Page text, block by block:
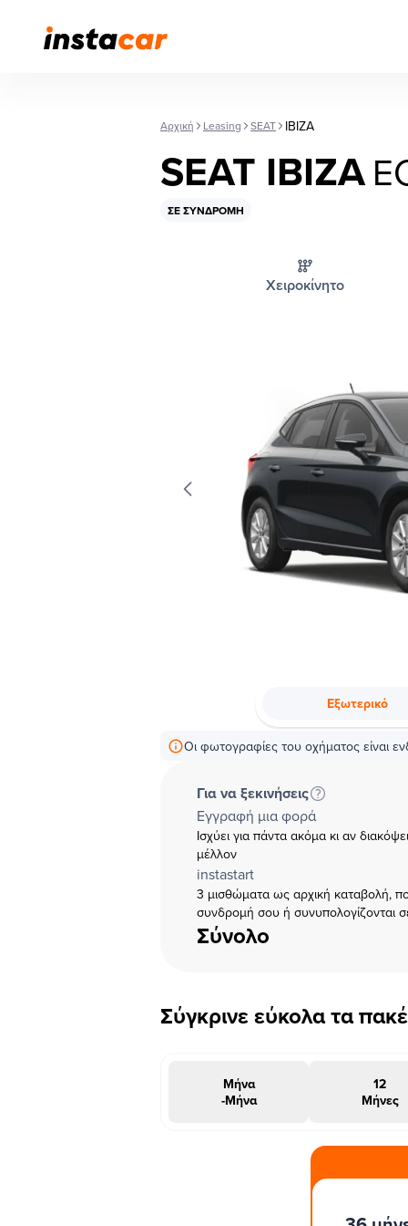
Αρχική Leasing SEAT IBIZA
SEAT IBIZA
ΣΕ ΣΥΝΔΡΟΜΉ
Χειροκίνητο
Εξωτερικό
Οι φωτογραφίες του οχήματος είναι
Για να ξεκινήσεις
Εγγραφή μια φορά
Ισχύει για πάντα ακόμα κι αν
μέλλον
instastart
3 μισθώματα ως αρχική καταβολή,
συνδρομή σου ή συνυπολογίζονται
Σύνολο
Σύγκρινε εύκολα τα
Μήνα
-Μήνα
12
Μήνες